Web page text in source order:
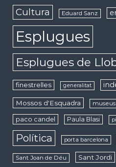
Cultura Eduard Sanz
Esplugues
Esplugues de
finestrelles generalitat
Mossos d'Esquadra museus
paco candel Paula Blasi
Política porta barcelona
Sant Joan de Déu Sant Jordi